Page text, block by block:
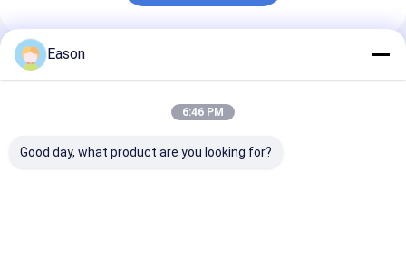
Prodotti Raccomandati
Eason
6:46 PM
Good day, what product are you looking for?